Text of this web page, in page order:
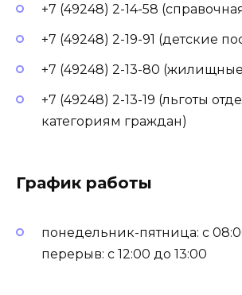
+7 (49248) 2-14-58
+7 (49248) 2-19-91 (детские
+7 (49248) 2-13-80
+7 (49248) 2-13-19 (льготы
категориям граждан)
График работы
понедельник-пятница: с
перерыв: с 12:00 до 13:00